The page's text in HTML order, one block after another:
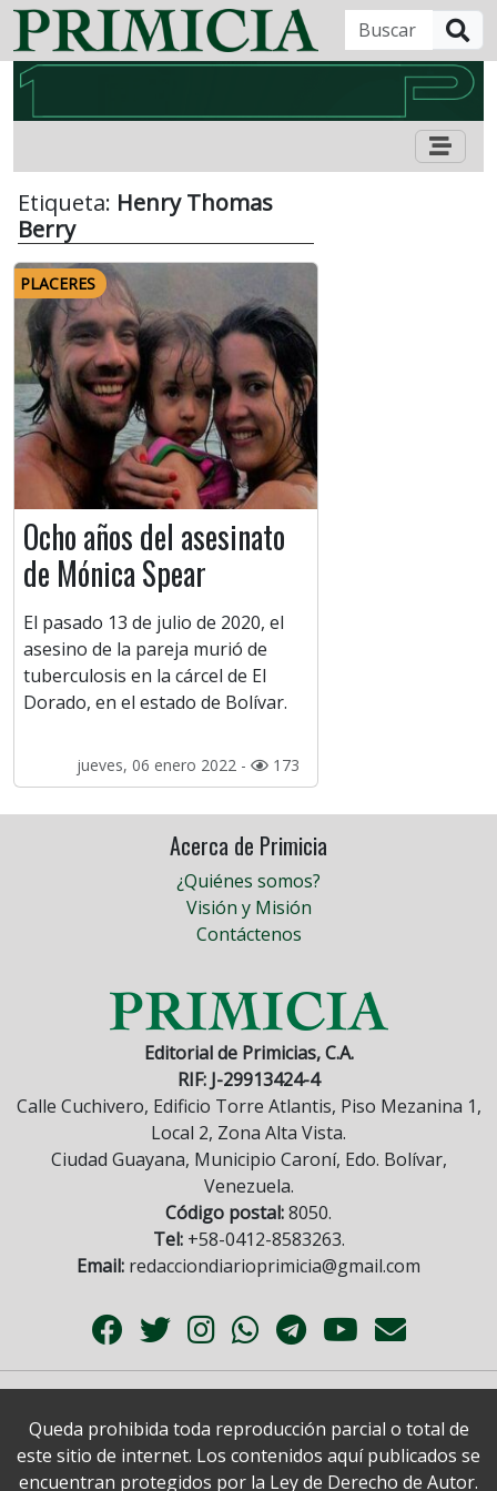
Etiqueta: Henry Thomas
Berry
PLACERES
Ocho años del asesinato
de Mónica Spear
El pasado 13 de julio de 2020, el
asesino de la pareja murió de
tuberculosis en la cárcel de El
Dorado, en el estado de Bolívar.
jueves, 06 enero 2022 - 173
Acerca de Primicia
¿Quiénes somos?
Visión y Misión
Contáctenos
Editorial de Primicias, C.A.
RIF: J-29913424-4
Calle Cuchivero, Edificio Torre Atlantis, Piso Mezanina 1,
Local 2, Zona Alta Vista.
Ciudad Guayana, Municipio Caroní, Edo. Bolívar,
Venezuela.
Código postal:8050.
Tel:+58-0412-8583263.
Email: redacciondiarioprimicia@gmail.com
Queda prohibida toda reproducción parcial o total de
este sitio de internet. Los contenidos aquí publicados se
encuentran protegidos por la Ley de Derecho de Autor.